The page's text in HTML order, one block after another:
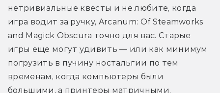
нетривиальные квесты и не любите, когда
игра водит за ручку, Arcanum: Of Steamworks
and Magick Obscura точно для вас. Старые
игры еще могут удивить — или как минимум
погрузить в пучину ностальгии по тем
временам, когда компьютеры были
большими, а принтеры матричными.